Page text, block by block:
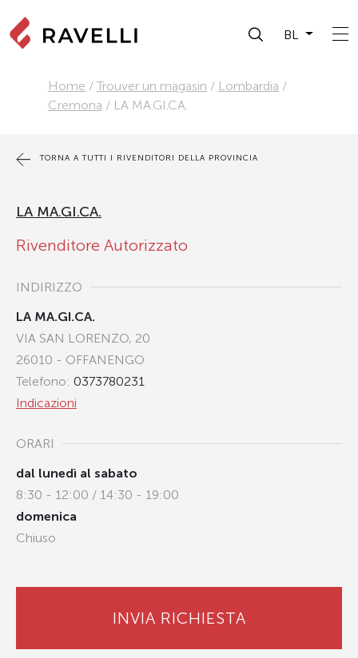
BL
Home / Trouver un magasin / Lombardia /
Cremona / LA MA.GI.CA.
TORNA A TUTTI I RIVENDITORI DELLA PROVINCIA
LA MA.GI.CA.
Rivenditore Autorizzato
INDIRIZZO
LA MA.GI.CA.
VIA SAN LORENZO, 20
26010 - OFFANENGO
Telefono: 0373780231
Indicazioni
ORARI
dal lunedì al sabato
8:30 - 12:00 / 14:30 - 19:00
domenica
Chiuso
INVIA RICHIESTA